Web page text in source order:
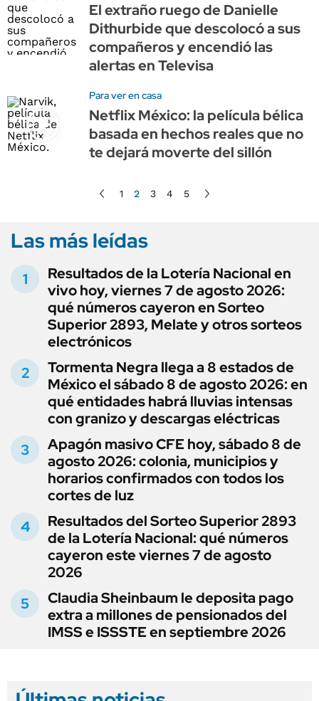
El extraño ruego de Danielle
Dithurbide que descolocó a sus
compañeros y encendió las
alertas en Televisa
Para ver en casa
Netflix México: la película bélica
basada en hechos reales que no
te dejará moverte del sillón
1 2 3 4 5
Las más leídas
Resultados de la Lotería Nacional en
vivo hoy, viernes 7 de agosto 2026:
qué números cayeron en Sorteo
Superior 2893, Melate y otros sorteos
electrónicos
Tormenta Negra llega a 8 estados de
México el sábado 8 de agosto 2026: en
qué entidades habrá lluvias intensas
con granizo y descargas eléctricas
Apagón masivo CFE hoy, sábado 8 de
agosto 2026: colonia, municipios y
horarios confirmados con todos los
cortes de luz
Resultados del Sorteo Superior 2893
de la Lotería Nacional: qué números
cayeron este viernes 7 de agosto
2026
Claudia Sheinbaum le deposita pago
extra a millones de pensionados del
IMSS e ISSSTE en septiembre 2026